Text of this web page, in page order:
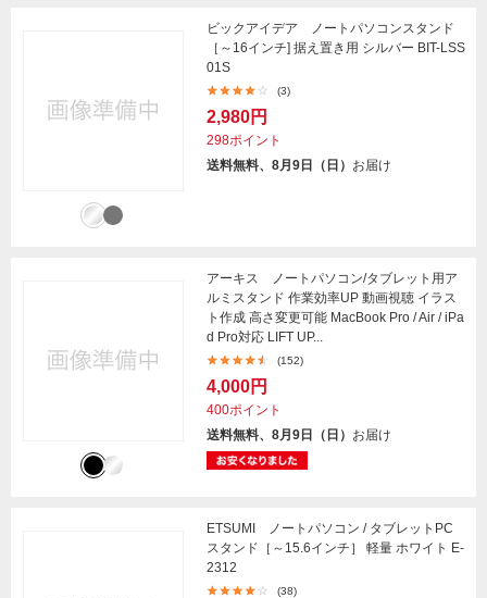
ビックアイデア ノートパソコンスタンド
［～16インチ] 据え置き用 シルバー BIT-LSS
01S
(3)
2,980円
298ポイント
送料無料、8月9日（日） お届け
アーキス ノートパソコン/タブレット用ア
ルミスタンド 作業効率UP 動画視聴 イラス
ト作成 高さ変更可能 MacBook Pro / Air / iPa
d Pro対応 LIFT UP...
(152)
4,000円
400ポイント
送料無料、8月9日（日） お届け
ETSUMI ノートパソコン / タブレットPC
スタンド［～15.6インチ］ 軽量 ホワイト E-
2312
(38)